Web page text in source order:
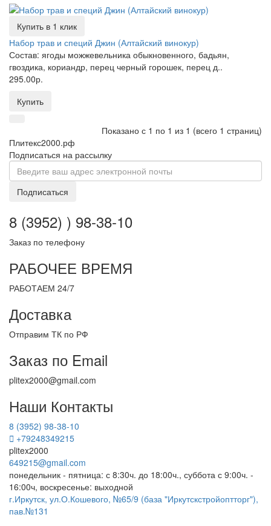
Купить в 1 клик
Набор трав и специй Джин (Алтайский винокур)
Состав: ягоды можжевельника обыкновенного, бадьян,
гвоздика, кориандр, перец черный горошек, перец д..
295.00р.
Купить
Показано с 1 по 1 из 1 (всего 1 страниц)
Плитекс2000.рф
Подписаться на рассылку
Подписаться
8 (3952) ) 98-38-10
Заказ по телефону
РАБОЧЕЕ ВРЕМЯ
РАБОТАЕМ 24/7
Доставка
Отправим ТК по РФ
Заказ по Email
plitex2000@gmail.com
Наши Контакты
8 (3952) 98-38-10
+79248349215
plitex2000
649215@gmail.com
понедельник - пятница: с 8:30ч. до 18:00ч., суббота с 9:00ч. -
16:00ч, воскресенье: выходной
г.Иркутск, ул.О.Кошевого, №65/9 (база "Иркутскстройоптторг"),
пав.№131